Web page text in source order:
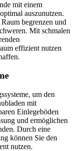
mit einem
auszunutzen.
begrenzen und
Mit schmalen
effizient nutzen
um den
mit
Einlegeböden
und ermöglichen
Durch eine
können Sie den
nutzen.